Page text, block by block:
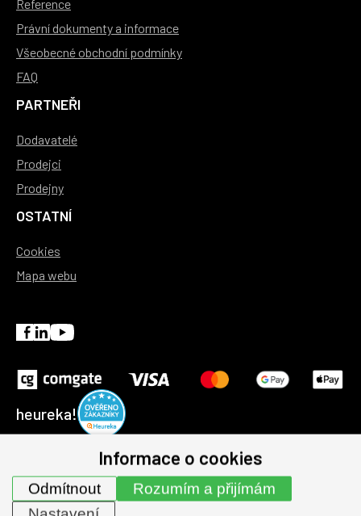
Reference
Právní dokumenty a informace
Všeobecné obchodní podmínky
FAQ
PARTNEŘI
Dodavatelé
Prodejci
Prodejny
OSTATNÍ
Cookies
Mapa webu
heureka!
© 1991-2026 | GHV Trading, spol. s r.o. všechna práva
vyhrazena.
Informace o cookies
Rozumím a přijímám
Odmítnout